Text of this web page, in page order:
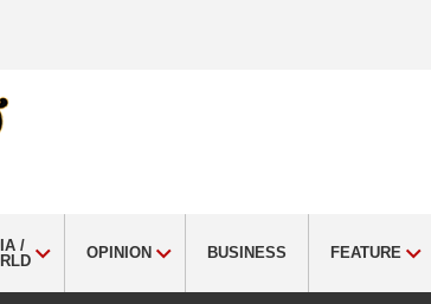
/
OPINION BUSINESS FEATURE